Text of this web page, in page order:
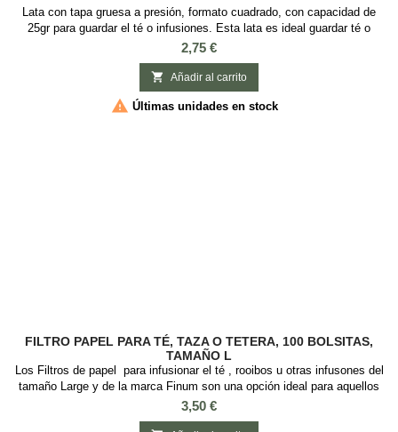
Lata con tapa gruesa a presión, formato cuadrado, con capacidad de
25gr para guardar el té o infusiones. Esta lata es ideal guardar té o
infusiones, es cuadrada con tapa a presión y con Medidas: 4 x 4 x 6.2
cm.
Precio
2,75 €
 Añadir al carrito
 Últimas unidades en stock
FILTRO PAPEL PARA TÉ, TAZA O TETERA, 100 BOLSITAS,
TAMAÑO L
Los Filtros de papel para infusionar el té , rooibos u otras infusones del
tamaño Large y de la marca Finum son una opción ideal para aquellos
que desean disfrutar del verdadero aroma de su té sin preocuparse por
los aditivos químicos. Fabricados con pulpa de abacá, celulosa y
Precio
3,50 €